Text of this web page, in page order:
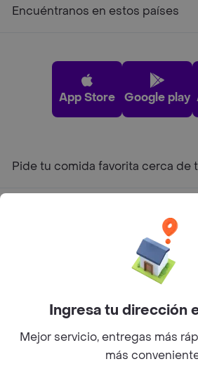
Encuéntranos en estos países
App Store Google play
Pide tu comida favorita cerca de
Facebook
Twitter
Ingresa tu dirección
Mejor servicio, entregas más
más